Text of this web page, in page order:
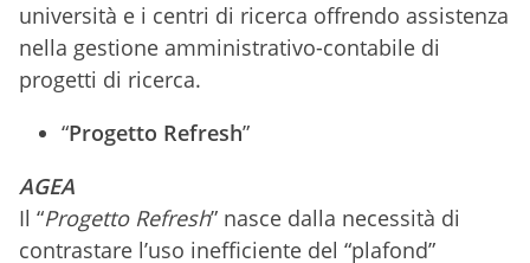
università e i centri di ricerca offrendo assistenza
nella gestione amministrativo-contabile di
progetti di ricerca.
“Progetto Refresh”
AGEA
Il “Progetto Refresh” nasce dalla necessità di
contrastare l’uso inefficiente del “plafond”